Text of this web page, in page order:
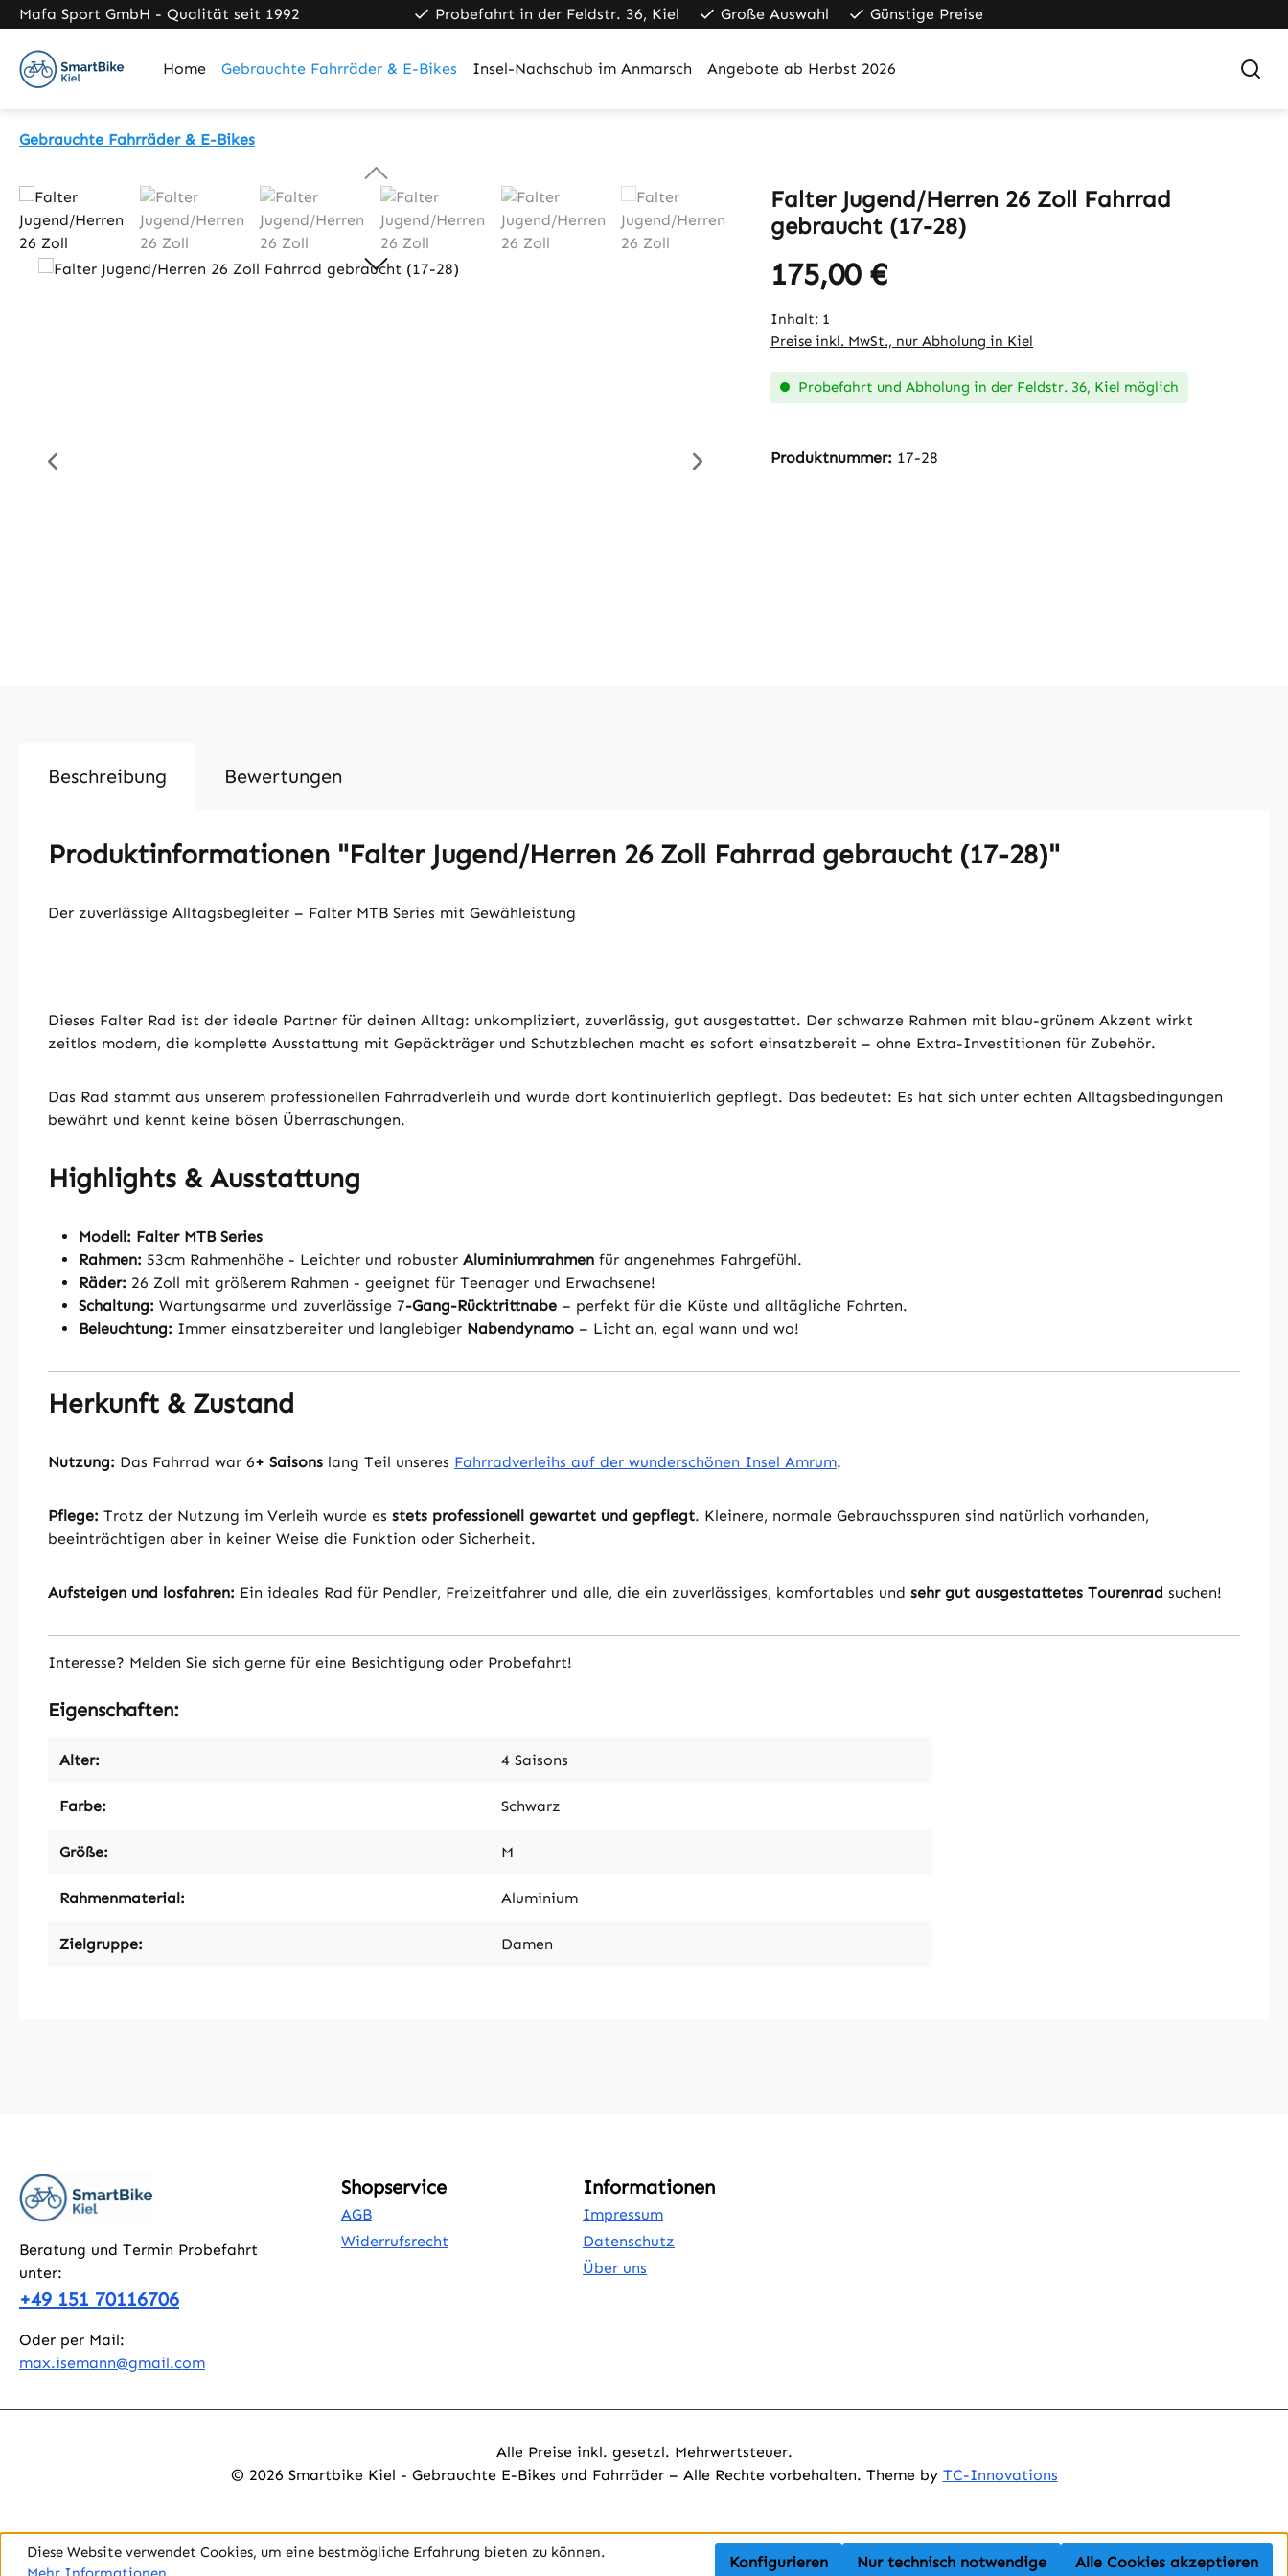
Hauptinhalt springen
Zur Suche springen
Zur Hauptnavigation springen
Mafa Sport GmbH - Qualität seit 1992 Probefahrt in der Feldstr. 36, Kiel Große Auswahl Günstige Preise
Home Gebrauchte Fahrräder & E-Bikes Insel-Nachschub im Anmarsch Angebote ab Herbst 2026
Gebrauchte Fahrräder & E-Bikes
Bildergalerie überspringen
Falter Jugend/Herren 26 Zoll Fahrrad
gebraucht (17-28)
Regulärer Preis:
175,00 €
Inhalt: 1
Preise inkl. MwSt., nur Abholung in Kiel
Probefahrt und Abholung in der Feldstr. 36, Kiel möglich
Produktnummer: 17-28
Beschreibung Bewertungen
Produktinformationen "Falter Jugend/Herren 26 Zoll Fahrrad gebraucht (17-28)"
Der zuverlässige Alltagsbegleiter – Falter MTB Series mit Gewähleistung
Dieses Falter Rad ist der ideale Partner für deinen Alltag: unkompliziert, zuverlässig, gut ausgestattet. Der schwarze Rahmen mit blau-grünem Akzent wirkt
zeitlos modern, die komplette Ausstattung mit Gepäckträger und Schutzblechen macht es sofort einsatzbereit – ohne Extra-Investitionen für Zubehör.
Das Rad stammt aus unserem professionellen Fahrradverleih und wurde dort kontinuierlich gepflegt. Das bedeutet: Es hat sich unter echten Alltagsbedingungen
bewährt und kennt keine bösen Überraschungen.
Highlights & Ausstattung
Modell: Falter MTB Series
Rahmen: 53cm Rahmenhöhe - Leichter und robuster Aluminiumrahmen für angenehmes Fahrgefühl.
Räder: 26 Zoll mit größerem Rahmen - geeignet für Teenager und Erwachsene!
Schaltung: Wartungsarme und zuverlässige 7-Gang-Rücktrittnabe – perfekt für die Küste und alltägliche Fahrten.
Beleuchtung: Immer einsatzbereiter und langlebiger Nabendynamo – Licht an, egal wann und wo!
Herkunft & Zustand
Nutzung: Das Fahrrad war 6+ Saisons lang Teil unseres Fahrradverleihs auf der wunderschönen Insel Amrum.
Pflege: Trotz der Nutzung im Verleih wurde es stets professionell gewartet und gepflegt. Kleinere, normale Gebrauchsspuren sind natürlich vorhanden,
beeinträchtigen aber in keiner Weise die Funktion oder Sicherheit.
Aufsteigen und losfahren: Ein ideales Rad für Pendler, Freizeitfahrer und alle, die ein zuverlässiges, komfortables und sehr gut ausgestattetes Tourenrad suchen!
Interesse? Melden Sie sich gerne für eine Besichtigung oder Probefahrt!
Eigenschaften:
Alter: 4 Saisons
Farbe: Schwarz
Größe: M
Rahmenmaterial: Aluminium
Zielgruppe: Damen
Beratung und Termin Probefahrt
unter:
+49 151 70116706
Oder per Mail:
max.isemann@gmail.com
Shopservice
AGB
Widerrufsrecht
Informationen
Impressum
Datenschutz
Über uns
Alle Preise inkl. gesetzl. Mehrwertsteuer.
© 2026 Smartbike Kiel - Gebrauchte E-Bikes und Fahrräder – Alle Rechte vorbehalten. Theme by TC-Innovations
Diese Website verwendet Cookies, um eine bestmögliche Erfahrung bieten zu können.
Nur technisch notwendige
Konfigurieren Alle Cookies akzeptieren